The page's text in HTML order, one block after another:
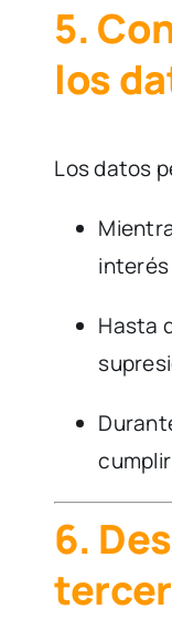
5.
los
Los datos
Hasta
6.